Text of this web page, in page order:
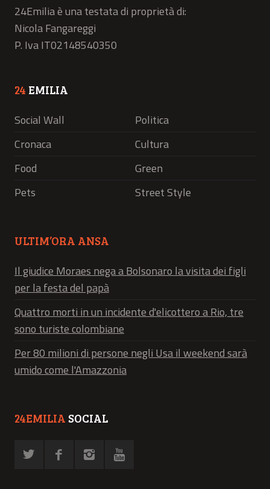
24Emilia è una testata di proprietà di:
Nicola Fangareggi
P. Iva IT02148540350
24 EMILIA
Social Wall
Politica
Cronaca
Cultura
Food
Green
Pets
Street Style
ULTIM’ORA ANSA
Il giudice Moraes nega a Bolsonaro la visita dei figli
per la festa del papà
Quattro morti in un incidente d'elicottero a Rio, tre
sono turiste colombiane
Per 80 milioni di persone negli Usa il weekend sarà
umido come l'Amazzonia
24EMILIA SOCIAL